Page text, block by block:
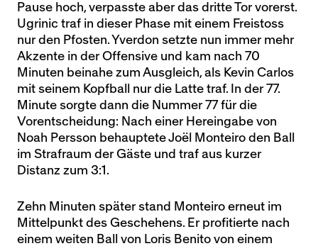
Pause hoch, verpasste aber das dritte Tor vorerst.
Ugrinic traf in dieser Phase mit einem Freistoss
nur den Pfosten. Yverdon setzte nun immer mehr
Akzente in der Offensive und kam nach 70
Minuten beinahe zum Ausgleich, als Kevin Carlos
mit seinem Kopfball nur die Latte traf. In der 77.
Minute sorgte dann die Nummer 77 für die
Vorentscheidung: Nach einer Hereingabe von
Noah Persson behauptete Joël Monteiro den Ball
im Strafraum der Gäste und traf aus kurzer
Distanz zum 3:1.
Zehn Minuten später stand Monteiro erneut im
Mittelpunkt des Geschehens. Er profitierte nach
einem weiten Ball von Loris Benito von einem